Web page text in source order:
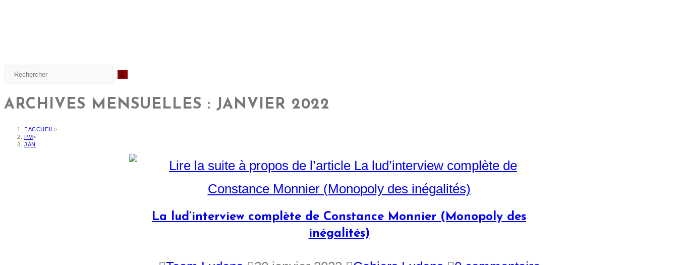
ARCHIVES MENSUELLES : JANVIER 2022
ACCUEIL >
PM>
JAN
La lud’interview complète de Constance Monnier (Monopoly des
inégalités)